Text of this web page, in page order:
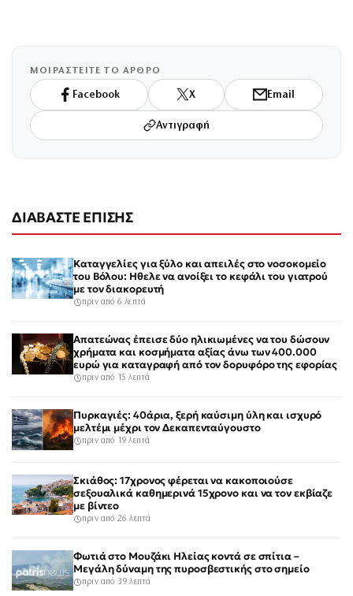
ΜΟΙΡΑΣΤΕΙΤΕ ΤΟ ΑΡΘΡΟ
Facebook X Email
Αντιγραφή
ΔΙΑΒΑΣΤΕ ΕΠΙΣΗΣ
Καταγγελίες για ξύλο και απειλές στο νοσοκομείο
του Βόλου: Ηθελε να ανοίξει το κεφάλι του γιατρού
με τον διακορευτή
πριν από 6 λεπτά
Απατεώνας έπεισε δύο ηλικιωμένες να του δώσουν
χρήματα και κοσμήματα αξίας άνω των 400.000
ευρώ για καταγραφή από τον δορυφόρο της εφορίας
πριν από 15 λεπτά
Πυρκαγιές: 40άρια, ξερή καύσιμη ύλη και ισχυρό
μελτέμι μέχρι τον Δεκαπενταύγουστο
πριν από 19 λεπτά
Σκιάθος: 17χρονος φέρεται να κακοποιούσε
σεξουαλικά καθημερινά 15χρονο και να τον εκβίαζε
με βίντεο
πριν από 26 λεπτά
Φωτιά στο Μουζάκι Ηλείας κοντά σε σπίτια –
Μεγάλη δύναμη της πυροσβεστικής στο σημείο
πριν από 39 λεπτά